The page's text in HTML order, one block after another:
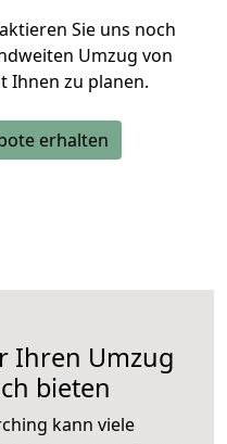
Sie uns noch
Umzug von
Ihnen zu planen.
erhalten
Ihren Umzug
bieten
kann viele